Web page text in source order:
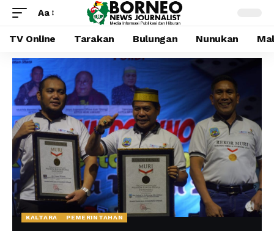
Aa
TV Online Tarakan Bulungan Nunukan
KALTARA PEMERINTAHAN